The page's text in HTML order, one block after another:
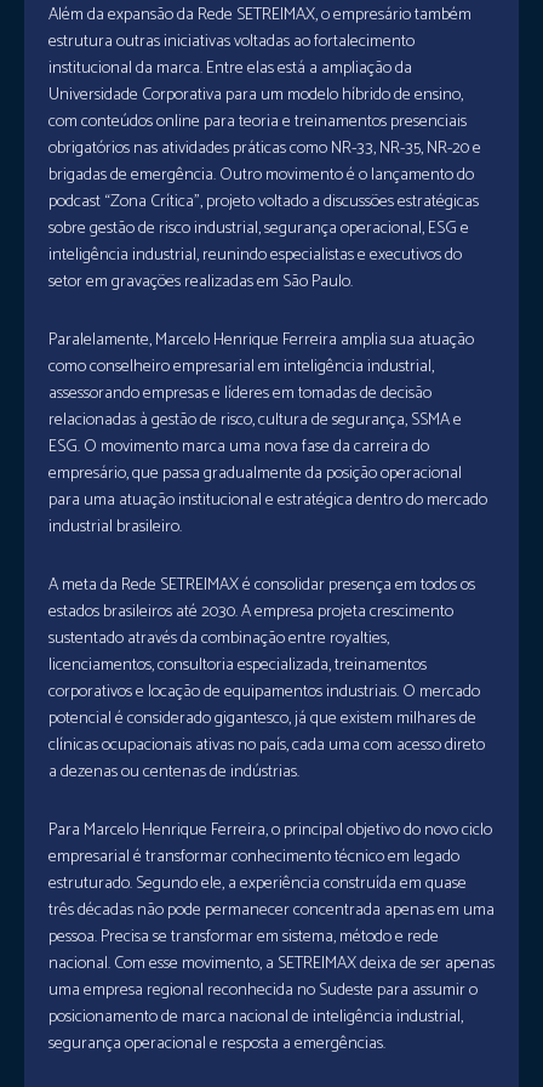
Além da expansão da Rede SETREIMAX, o empresário também
estrutura outras iniciativas voltadas ao fortalecimento
institucional da marca. Entre elas está a ampliação da
Universidade Corporativa para um modelo híbrido de ensino,
com conteúdos online para teoria e treinamentos presenciais
obrigatórios nas atividades práticas como NR-33, NR-35, NR-20 e
brigadas de emergência. Outro movimento é o lançamento do
podcast “Zona Crítica”, projeto voltado a discussões estratégicas
sobre gestão de risco industrial, segurança operacional, ESG e
inteligência industrial, reunindo especialistas e executivos do
setor em gravações realizadas em São Paulo.
Paralelamente, Marcelo Henrique Ferreira amplia sua atuação
como conselheiro empresarial em inteligência industrial,
assessorando empresas e líderes em tomadas de decisão
relacionadas à gestão de risco, cultura de segurança, SSMA e
ESG. O movimento marca uma nova fase da carreira do
empresário, que passa gradualmente da posição operacional
para uma atuação institucional e estratégica dentro do mercado
industrial brasileiro.
A meta da Rede SETREIMAX é consolidar presença em todos os
estados brasileiros até 2030. A empresa projeta crescimento
sustentado através da combinação entre royalties,
licenciamentos, consultoria especializada, treinamentos
corporativos e locação de equipamentos industriais. O mercado
potencial é considerado gigantesco, já que existem milhares de
clínicas ocupacionais ativas no país, cada uma com acesso direto
a dezenas ou centenas de indústrias.
Para Marcelo Henrique Ferreira, o principal objetivo do novo ciclo
empresarial é transformar conhecimento técnico em legado
estruturado. Segundo ele, a experiência construída em quase
três décadas não pode permanecer concentrada apenas em uma
pessoa. Precisa se transformar em sistema, método e rede
nacional. Com esse movimento, a SETREIMAX deixa de ser apenas
uma empresa regional reconhecida no Sudeste para assumir o
posicionamento de marca nacional de inteligência industrial,
segurança operacional e resposta a emergências.